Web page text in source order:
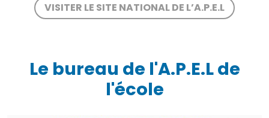
VISITER LE SITE NATIONAL DE L’A.P.E.L
Le bureau de l'A.P.E.L de
l'école